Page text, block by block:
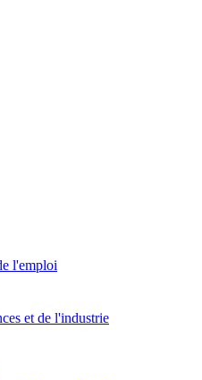
l'emploi
et de l'industrie